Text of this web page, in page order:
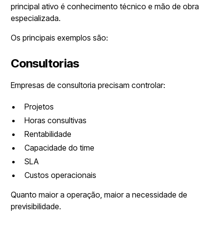
principal ativo é conhecimento técnico e mão de obra
especializada.
Os principais exemplos são:
Consultorias
Empresas de consultoria precisam controlar:
Projetos
Horas consultivas
Rentabilidade
Capacidade do time
SLA
Custos operacionais
Quanto maior a operação, maior a necessidade de
previsibilidade.